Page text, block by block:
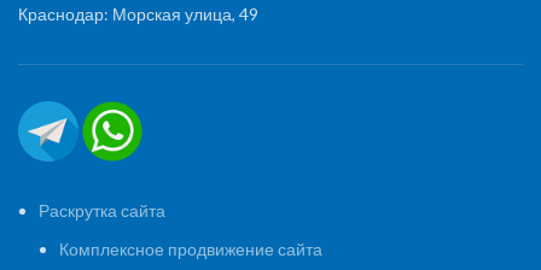
Краснодар: Морская улица, 49
Раскрутка сайта
Комплексное продвижение сайта